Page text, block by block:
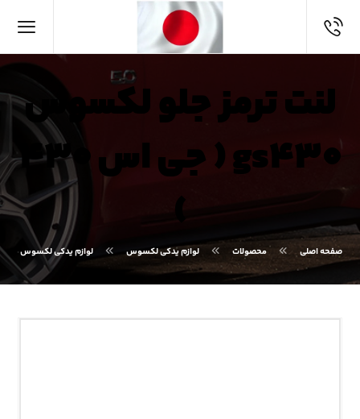
لنت ترمز جلو لکسوس
gs۴۳۰ ( جی اس ۴۳۰
)
صفحه اصلی محصولات لوازم یدکی لکسوس لوازم یدکی لکسوس GS